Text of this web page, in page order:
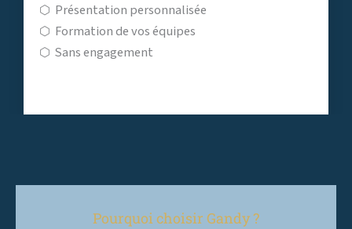
⬡ Présentation personnalisée
⬡ Formation de vos équipes
⬡ Sans engagement
Pourquoi choisir Gandy ?